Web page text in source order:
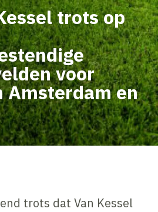
trots op
voor
Amsterdam en
trots dat Van Kessel